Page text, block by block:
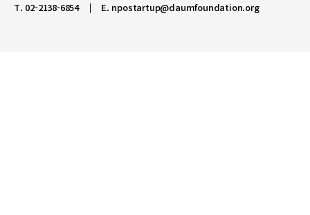
T. 02-2138-6854
E. npostartup@daumfoundation.org